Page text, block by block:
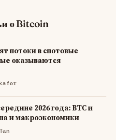
о Bitcoin
потоки в спотовые
оказываются
2026 года: BTC и
и макроэкономики